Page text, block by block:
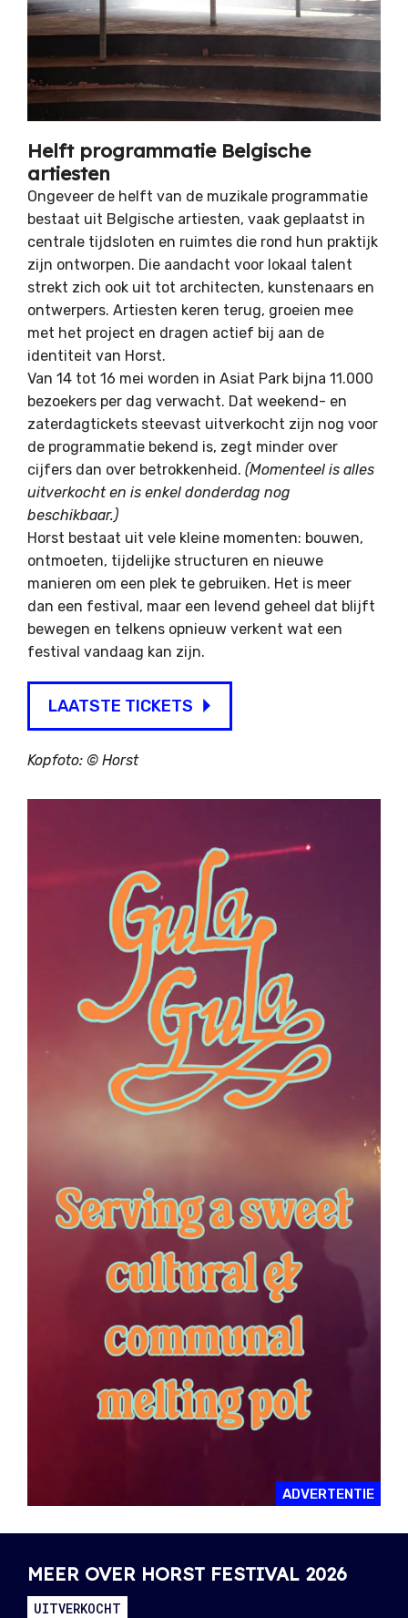
ADVERTENTIE
Helft programmatie Belgische
artiesten
Ongeveer de helft van de muzikale programmatie
bestaat uit Belgische artiesten, vaak geplaatst in
centrale tijdsloten en ruimtes die rond hun praktijk
zijn ontworpen. Die aandacht voor lokaal talent
strekt zich ook uit tot architecten, kunstenaars en
ontwerpers. Artiesten keren terug, groeien mee
met het project en dragen actief bij aan de
identiteit van Horst.
Van 14 tot 16 mei worden in Asiat Park bijna 11.000
bezoekers per dag verwacht. Dat weekend- en
zaterdagtickets steevast uitverkocht zijn nog voor
de programmatie bekend is, zegt minder over
cijfers dan over betrokkenheid. (Momenteel is alles
uitverkocht en is enkel donderdag nog
beschikbaar.)
Horst bestaat uit vele kleine momenten: bouwen,
ontmoeten, tijdelijke structuren en nieuwe
manieren om een plek te gebruiken. Het is meer
dan een festival, maar een levend geheel dat blijft
bewegen en telkens opnieuw verkent wat een
festival vandaag kan zijn.
LAATSTE TICKETS
Kopfoto: © Horst
MEER OVER HORST FESTIVAL 2026
UITVERKOCHT